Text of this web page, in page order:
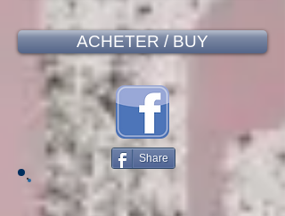
ACHETER / BUY
Share